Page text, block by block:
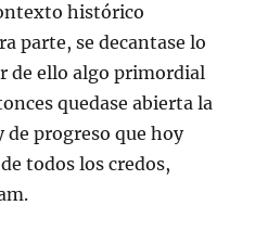
histórico
parte, se decantase lo
de ello algo primordial
quedase abierta la
progreso que hoy
todos los credos,